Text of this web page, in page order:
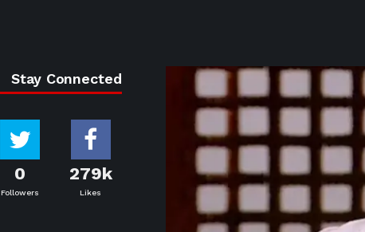
مهرجان الإسماعيلية 2026 – الأسبوع
جراء موجة حر في ألمانيا
على الفقراء واحتسابها من الزكاة؟ – الأسبوع
– الأسبوع
يايسله – الأسبوع
Stay Connected
279k
Likes
0
Followers